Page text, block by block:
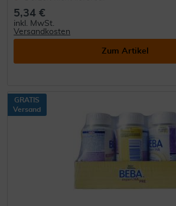
5,34 €
inkl. MwSt.
Versandkosten
Zum Artikel
GRATIS
Versand